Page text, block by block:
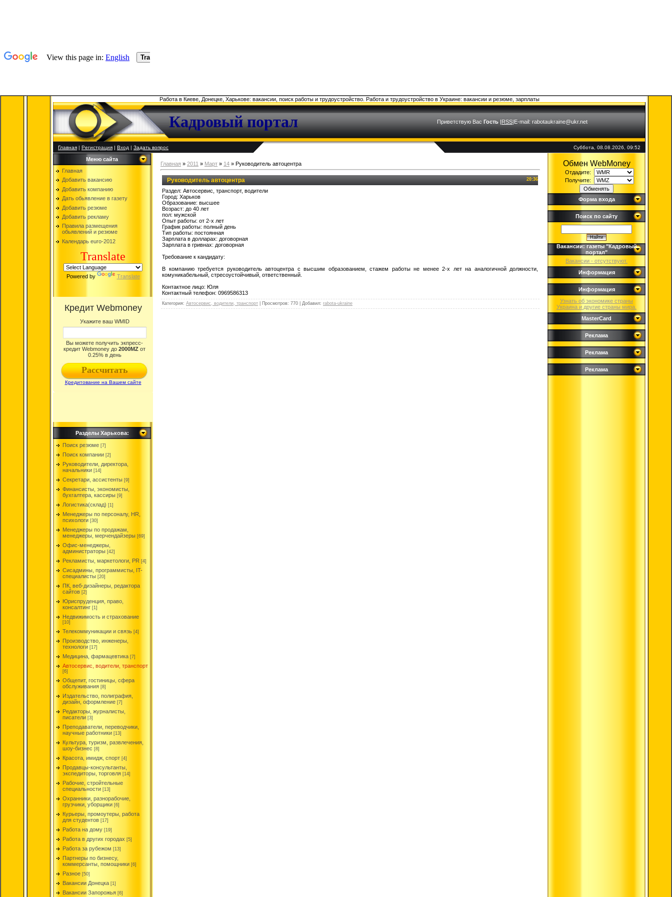
Работа в Киеве, Донецке, Харькове: вакансии, поиск работы и трудоустройство. Работа и трудоустройство в Украине: вакансии и резюме, зарплаты
Кадровый портал Приветствую Вас Гость|RSS|E-mail: rabotaukraine@ukr.net
Главная|Регистрация|Вход|Задать вопрос Суббота, 08.08.2026, 09:52
Меню сайта
Главная
Добавить вакансию
Добавить компанию
Дать обьявление в газету
Добавить резюме
Добавить рекламу
Правила размещения
обьявлений и резюме
Календарь euro-2012
Translate
Powered by Translate
Разделы Харькова:
Поиск резюме [7]
Поиск компании [2]
Руководители, директора,
начальники [14]
Секретари, ассистенты [9]
Финансисты, экономисты,
бухгалтера, кассиры [9]
Логистика(склад) [1]
Менеджеры по персоналу, HR,
психологи [30]
Менеджеры по продажам,
менеджеры, мерчендайзеры [69]
Офис-менеджеры,
администраторы [42]
Рекламисты, маркетологи, PR [4]
Сисадмины, программисты, IT-
специалисты [20]
ПК, веб-дизайнеры, редактора
сайтов [2]
Юриспруденция, право,
консалтинг [1]
Недвижимость и страхование
[10]
Телекоммуникации и связь [4]
Производство, инженеры,
технологи [17]
Медицина, фармацевтика [7]
Автосервис, водители, транспорт
[6]
Общепит, гостиницы, сфера
обслуживания [8]
Издательство, полиграфия,
дизайн, оформление [7]
Редакторы, журналисты,
писатели [3]
Преподаватели, переводчики,
научные работники [13]
Культура, туризм, развлечения,
шоу-бизнес [8]
Красота, имидж, спорт [4]
Продавцы-консультанты,
экспедиторы, торговля [14]
Рабочие, стройтельные
специальности [13]
Охранники, разнорабочие,
грузчики, уборщики [6]
Курьеры, промоутеры, работа
для студентов [17]
Работа на дому [19]
Работа в других городах [5]
Работа за рубежом [13]
Партнеры по бизнесу,
коммерсанты, помощники [6]
Разное [50]
Вакансии Донецка [1]
Вакансии Запорожья [6]
Главная » 2011 » Март » 14 » Руководитель автоцентра
20:36
Руководитель автоцентра
Раздел: Автосервис, транспорт, водители
Город: Харьков
Образование: высшее
Возраст: до 40 лет
пол: мужской
Опыт работы: от 2-х лет
График работы: полный день
Тип работы: постоянная
Зарплата в долларах: договорная
Зарплата в гривнах: договорная
Требование к кандидату:
В компанию требуется руководитель автоцентра с высшим образованием, стажем работы не менее 2-х лет на аналогичной должности,
комуникабельный, стресоустойчивый, ответственный.
Контактное лицо: Юля
Контактный телефон: 0969586313
Категория: Автосервис, водители, транспорт Просмотров: 770 Добавил: rabota-ukraine
Обмен WebMoney
Отдадите:
Получите:
Форма входа
Поиск по сайту
Вакансии: газеты "Кадровый
портал"
Вакансии - отсутствуют.
Информация
Информация
Узнать об экономике страны
Украина и другие страны мира.
MasterCard
Реклама
Реклама
Реклама